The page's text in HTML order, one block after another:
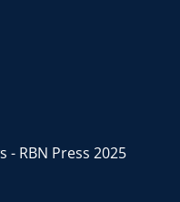
- RBN Press 2025